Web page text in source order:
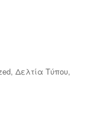
,Δελτία Τύπου,